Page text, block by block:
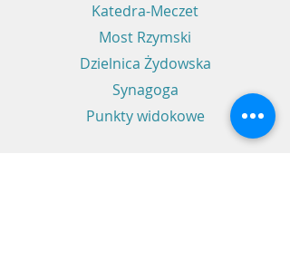
Katedra-Meczet
Most Rzymski
Dzielnica Żydowska
Synagoga
Punkty widokowe